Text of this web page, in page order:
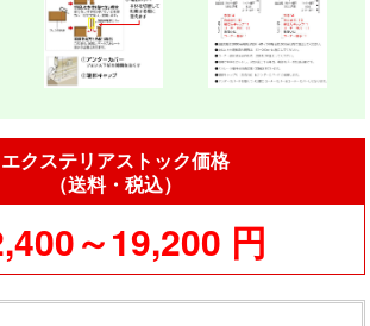
エクステリアストック価格
（送料・税込）
～19,200 円